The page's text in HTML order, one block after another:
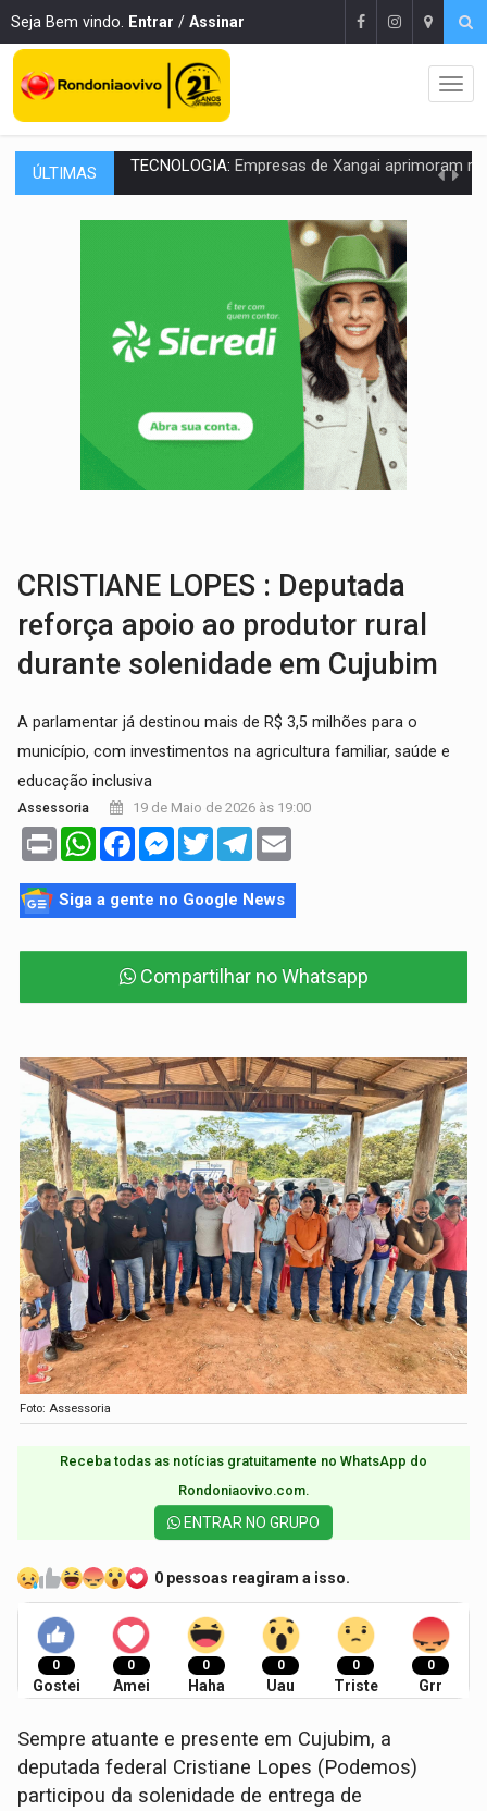
Seja Bem vindo. Entrar / Assinar
ÚLTIMAS PROTEGE A TERRA:China descobre como explodir asteroide com bomba
VÍDEO:Motociclista morre após bater na traseira de
Essa receita com frango virou o meu
EMPREENDEDORISMO: 7 negócios que podem começar com pouco dinheiro e
GIGANTE DA AMÉRICA: Brasil reúne dimensão continental e posição
10 dicas importantes para quem quer
VARCENA:Cientistas descobrem nova espécie de rã em florestas
BARGANHA: Vai comprar celular usado? Veja como consultar o
CRISTIANE LOPES : Deputada
reforça apoio ao produtor rural
durante solenidade em Cujubim
A parlamentar já destinou mais de R$ 3,5 milhões para o
município, com investimentos na agricultura familiar, saúde e
educação inclusiva
Assessoria 19 de Maio de 2026 às 19:00
Print WhatsAppFacebookMessenger
TwitterTelegram
Siga a gente no Google News
Compartilhar no Whatsapp
Foto: Assessoria
Receba todas as notícias gratuitamente no WhatsApp do
Rondoniaovivo.com.​
ENTRAR NO GRUPO
0 pessoas reagiram a isso.
0
Gostei
0
Amei
0
Haha
0
Uau
0
Triste
0
Grr
Sempre atuante e presente em Cujubim, a
deputada federal Cristiane Lopes (Podemos)
participou da solenidade de entrega de